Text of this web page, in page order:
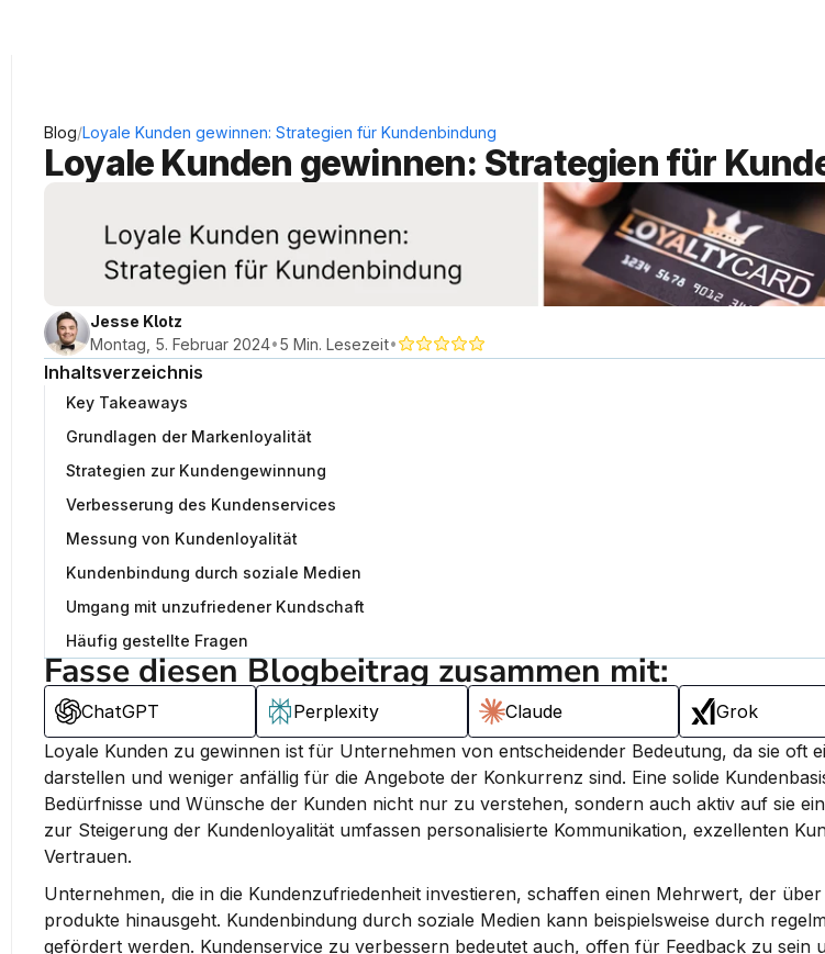
Blog/Loyale Kunden gewinnen: Strategien für Kundenbindung
Loyale Kunden gewinnen: Strategien für
Jesse Klotz
Montag, 5. Februar 2024•5 Min. Lesezeit•
Inhaltsverzeichnis
Key Takeaways
Grundlagen der Markenloyalität
Strategien zur Kundengewinnung
Verbesserung des Kundenservices
Messung von Kundenloyalität
Kundenbindung durch soziale Medien
Umgang mit unzufriedener Kundschaft
Häufig gestellte Fragen
Fasse diesen Blogbeitrag zusammen mit:
ChatGPT Perplexity Claude Grok
Loyale Kunden zu gewinnen ist für Unternehmen von entscheidender Bedeutung, da sie oft
darstellen und weniger anfällig für die Angebote der Konkurrenz sind. Eine solide
Bedürfnisse und Wünsche der Kunden nicht nur zu verstehen, sondern auch aktiv auf sie
zur Steigerung der Kundenloyalität umfassen personalisierte Kommunikation, exzellenten
Vertrauen.
Unternehmen, die in die Kundenzufriedenheit investieren, schaffen einen Mehrwert, der
produkte hinausgeht. Kundenbindung durch soziale Medien kann beispielsweise durch
gefördert werden. Kundenservice zu verbessern bedeutet auch, offen für Feedback zu sein